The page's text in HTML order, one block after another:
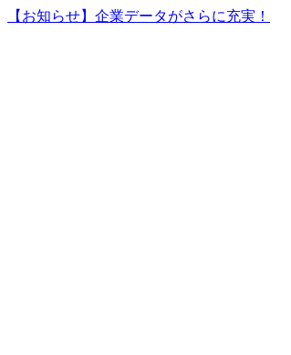
【お知らせ】企業データがさらに充実！